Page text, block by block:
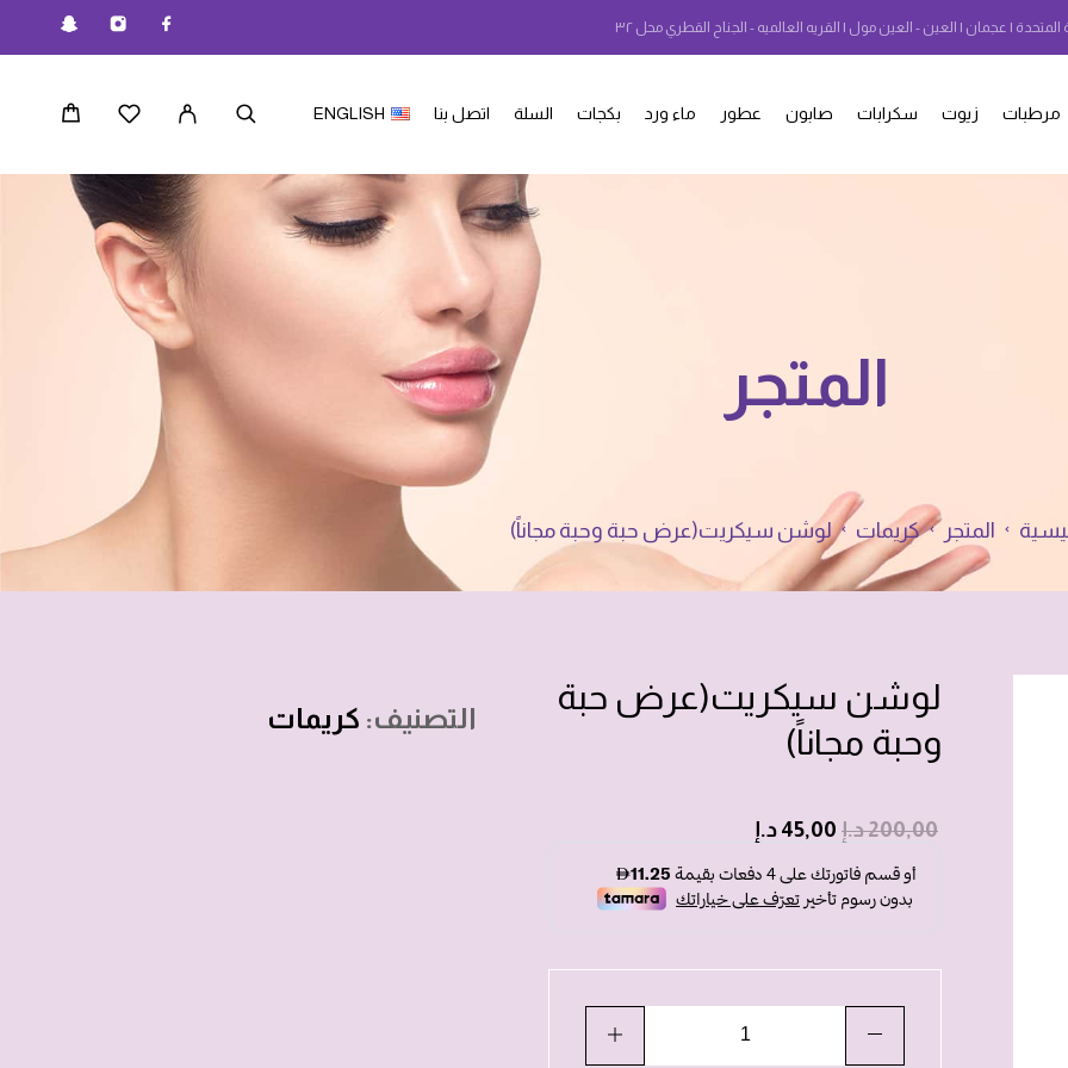
المتحدة | عجمان | العين - العين مول | القريه العالميه - الجناح القطري محل ٣٢
مرطبات زيوت سكرابات صابون عطور ماء ورد بكجات السلة اتصل بنا ENGLISH
المتجر
المتجر كريمات لوشن سيكريت(عرض حبة وحبة مجاناً)
لوشن سيكريت(عرض حبة
وحبة مجاناً)
200,00د.إ 45,00 د.إ
التصنيف: كريمات